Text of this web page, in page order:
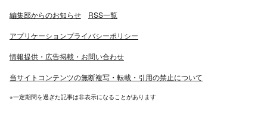
編集部からのお知らせ RSS一覧
アプリケーションプライバシーポリシー
情報提供・広告掲載・お問い合わせ
当サイトコンテンツの無断複写・転載・引用の禁止について
※一定期間を過ぎた記事は非表示になることがあります